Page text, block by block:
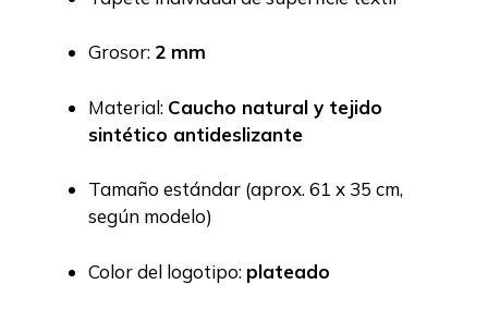
Grosor: 2 mm
Material: Caucho natural y tejido
sintético antideslizante
Tamaño estándar (aprox. 61 x 35 cm,
según modelo)
Color del logotipo: plateado